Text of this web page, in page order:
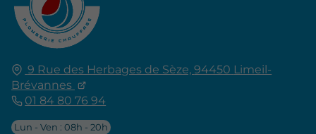
9 Rue des Herbages de Sèze,94450 Limeil-
Brévannes
01 84 80 76 94
Lun - Ven : 08h - 20h